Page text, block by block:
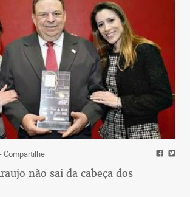
- Compartilhe
não sai da cabeça dos